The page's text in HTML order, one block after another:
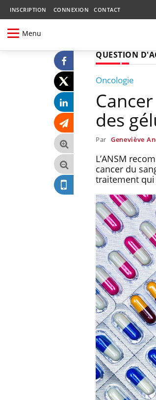
INSCRIPTION CONNEXION CONTACT
Menu
QUESTION
Oncologie
des
Par Geneviève
L’ANSM
cancer du
traitement